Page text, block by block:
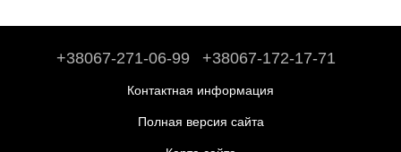
+38067-271-06-99 +38067-172-17-71
Контактная информация
Полная версия сайта